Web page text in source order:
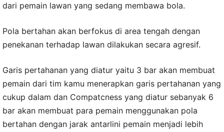
dari pemain lawan yang sedang membawa bola.
Pola bertahan akan berfokus di area tengah dengan
penekanan terhadap lawan dilakukan secara agresif.
Garis pertahanan yang diatur yaitu 3 bar akan membuat
pemain dari tim kamu menerapkan garis pertahanan yang
cukup dalam dan Compatcness yang diatur sebanyak 6
bar akan membuat para pemain menggunakan pola
bertahan dengan jarak antarlini pemain menjadi lebih